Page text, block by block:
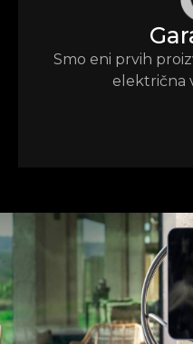
Smo eni prvih
električna